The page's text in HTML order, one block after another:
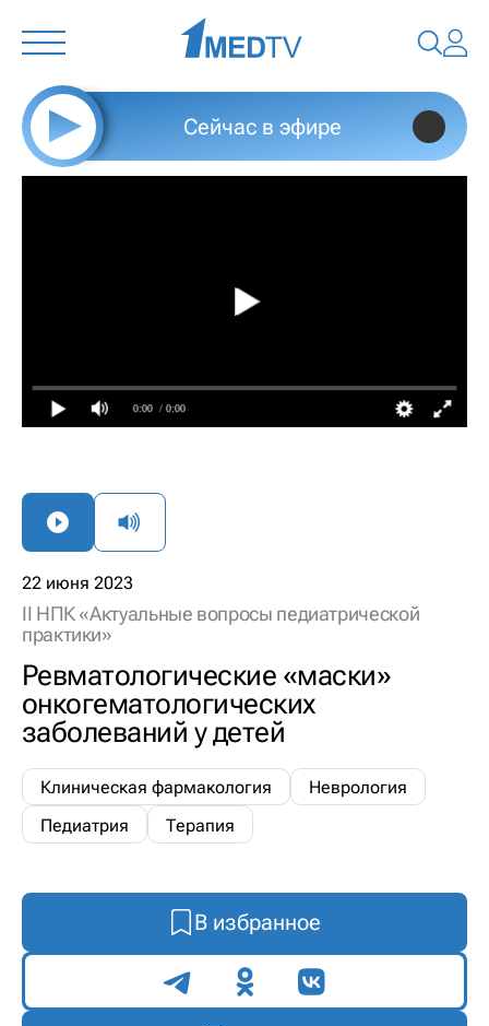
Сейчас в эфире
0:00 / 0:00
22 июня 2023
II НПК «Актуальные вопросы педиатрической
практики»
Ревматологические «маски»
онкогематологических
заболеваний у детей
Клиническая фармакология
Неврология
Педиатрия
Терапия
В избранное
Поделиться